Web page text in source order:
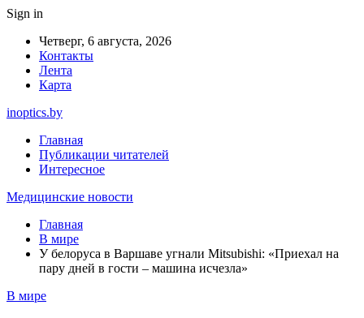
Sign in
Четверг, 6 августа, 2026
Контакты
Лента
Карта
inoptics.by
Главная
Публикации читателей
Интересное
Медицинские новости
Главная
В мире
У белоруса в Варшаве угнали Mitsubishi: «Приехал на
пару дней в гости – машина исчезла»
В мире